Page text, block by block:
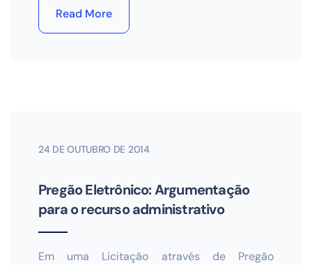
Read More
24 DE OUTUBRO DE 2014
Pregão Eletrônico: Argumentação
para o recurso administrativo
Em uma Licitação através de Pregão